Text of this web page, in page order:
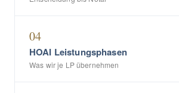
04
HOAI Leistungsphasen
Was wir je LP übernehmen